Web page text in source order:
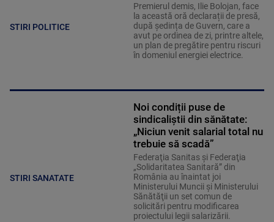
STIRI POLITICE
Premierul demis, Ilie Bolojan, face
la această oră declarații de presă,
după ședința de Guvern, care a
avut pe ordinea de zi, printre altele,
un plan de pregătire pentru riscuri
în domeniul energiei electrice.
STIRI SANATATE
Noi condiții puse de
sindicaliștii din sănătate:
„Niciun venit salarial total nu
trebuie să scadă”
Federaţia Sanitas şi Federaţia
„Solidaritatea Sanitară” din
România au înaintat joi
Ministerului Muncii şi Ministerului
Sănătăţii un set comun de
solicitări pentru modificarea
proiectului legii salarizării.